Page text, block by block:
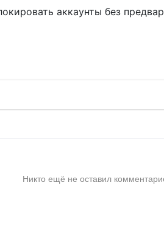
аккаунты без
Никто ещё не оставил